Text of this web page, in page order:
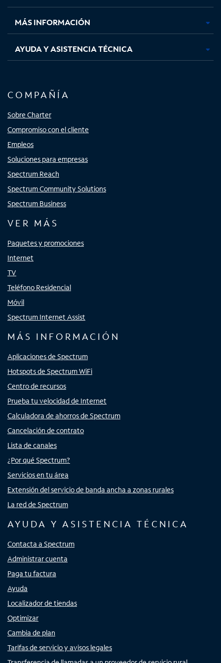
nuevanuevanuevanueva
MÁS INFORMACIÓN
AYUDA Y ASISTENCIA TÉCNICA
COMPAÑÍA
Sobre Charter
Compromiso con el cliente
Empleos
Soluciones para empresas
Spectrum Reach
Spectrum Community Solutions
Spectrum Business
VER MÁS
Paquetes y promociones
Internet
TV
Teléfono Residencial
Móvil
Spectrum Internet Assist
MÁS INFORMACIÓN
Aplicaciones de Spectrum
Hotspots de Spectrum WiFi
Centro de recursos
Prueba tu velocidad de Internet
Calculadora de ahorros de Spectrum
Cancelación de contrato
Lista de canales
¿Por qué Spectrum?
Servicios en tu área
Extensión del servicio de banda ancha a zonas rurales
La red de Spectrum
AYUDA Y ASISTENCIA TÉCNICA
Contacta a Spectrum
Administrar cuenta
Paga tu factura
Ayuda
Localizador de tiendas
Optimizar
Cambia de plan
Tarifas de servicio y avisos legales